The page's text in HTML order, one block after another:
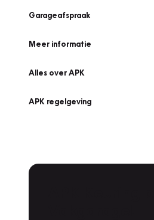
Garageafspraak
Meer informatie
Alles over APK
APK regelgeving